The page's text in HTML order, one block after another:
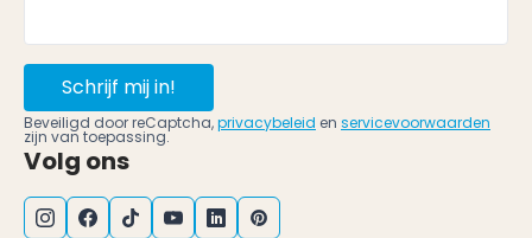
Schrijf mij in!
Beveiligd door reCaptcha,privacybeleid en servicevoorwaarden
zijn van toepassing.
Volg ons